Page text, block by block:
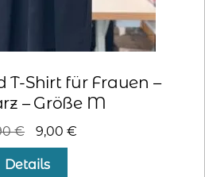
T-Shirt für Frauen –
– Größe M
€
Ursprünglicher
Preis
war:
9,00 €Aktueller
Details